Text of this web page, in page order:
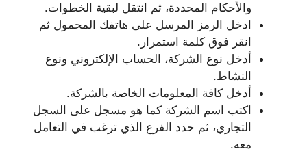
والأحكام المحددة، ثم انتقل لبقية الخطوات.
ادخل الرمز المرسل على هاتفك المحمول ثم
انقر فوق كلمة استمرار.
أدخل نوع الشركة، الحساب الإلكتروني ونوع
النشاط.
أدخل كافة المعلومات الخاصة بالشركة.
اكتب اسم الشركة كما هو مسجل على السجل
التجاري، ثم حدد الفرع الذي ترغب في التعامل
معه.